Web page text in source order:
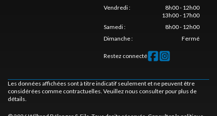
Vendredi:
8h00 - 12h00
13h00 - 17h00
Samedi:
8h00 - 12h00
Dimanche: Fermé
Restez connecté
Les données affichées sont à titre indicatif seulement et ne peuvent être
considérées comme contractuelles. Veuillez nous consulter pour plus de
détails.